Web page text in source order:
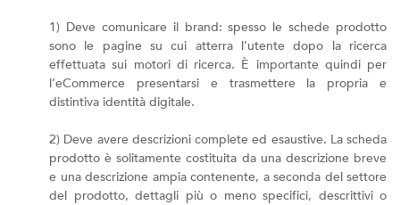
1) Deve comunicare il brand: spesso le schede prodotto
sono le pagine su cui atterra l’utente dopo la ricerca
effettuata sui motori di ricerca. È importante quindi per
l’eCommerce presentarsi e trasmettere la propria e
distintiva identità digitale.
2) Deve avere descrizioni complete ed esaustive. La scheda
prodotto è solitamente costituita da una descrizione breve
e una descrizione ampia contenente, a seconda del settore
del prodotto, dettagli più o meno specifici, descrittivi o